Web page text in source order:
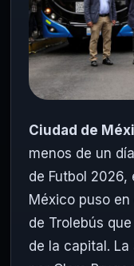
Ciudad de
menos de un
de Futbol 2026,
México puso
de Trolebús
de la capital.